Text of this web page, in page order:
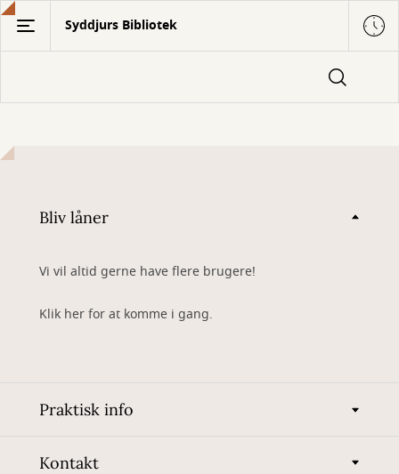
Gå
hovedindhold
Syddjurs Bibliotek
Bliv låner
Vi vil altid gerne have flere brugere!
Klik her for at komme i gang.
Praktisk info
Kontakt